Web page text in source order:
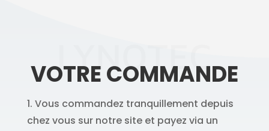
LYNOTEC
VOTRE COMMANDE
1. Vous commandez tranquillement depuis
chez vous sur notre site et payez via un